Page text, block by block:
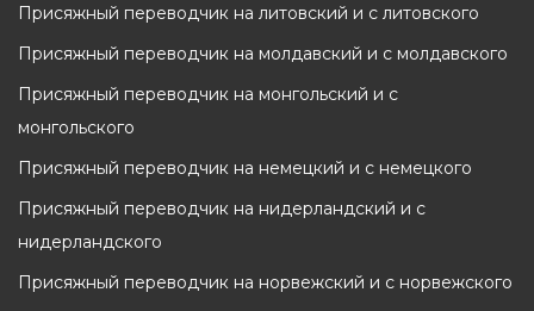
Присяжный переводчик на литовский и с литовского
Присяжный переводчик на молдавский и с молдавского
Присяжный переводчик на монгольский и с
монгольского
Присяжный переводчик на немецкий и с немецкого
Присяжный переводчик на нидерландский и с
нидерландского
Присяжный переводчик на норвежский и с норвежского